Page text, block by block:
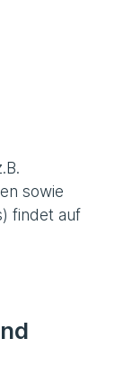
sowie
findet auf